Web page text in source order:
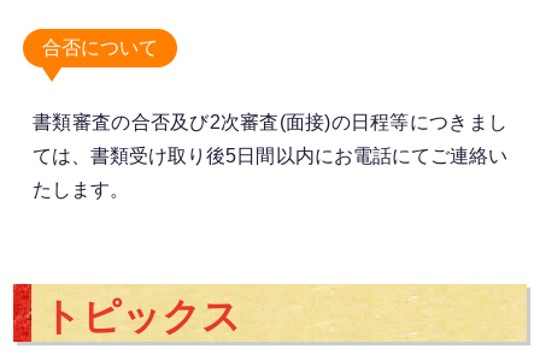
合否について
書類審査の合否及び2次審査(面接)の日程等につきまし
ては、書類受け取り後5日間以内にお電話にてご連絡い
たします。
トピックス